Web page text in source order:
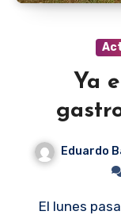
Ya
Eduardo
El lunes pasado se realizó la primera reunión